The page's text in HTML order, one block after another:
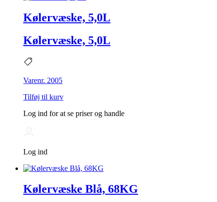
Kølervæske, 5,0L
Kølervæske, 5,0L
Varenr. 2005
Tilføj til kurv
Log ind for at se priser og handle
Log ind
Kølervæske Blå, 68KG